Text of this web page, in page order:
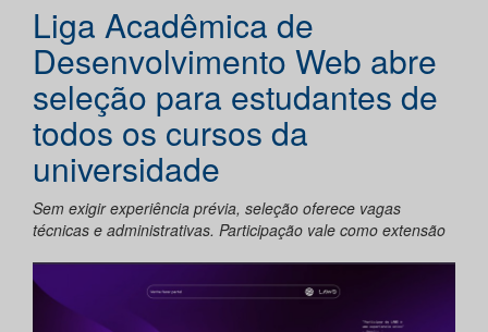
Liga Acadêmica de
Desenvolvimento Web abre
seleção para estudantes de
todos os cursos da
universidade
Sem exigir experiência prévia, seleção oferece vagas
técnicas e administrativas. Participação vale como extensão